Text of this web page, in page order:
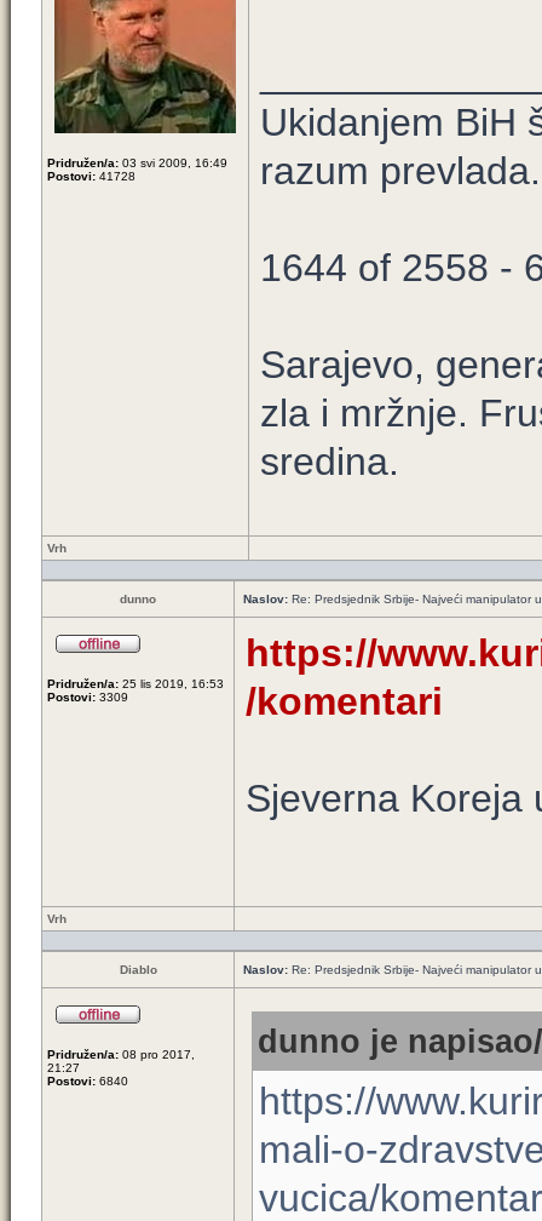
Pridružen/a: 03 svi 2009, 16:49
Postovi: 41728
Ukidanjem BiH
razum prevlada.
1644 of 2558 -
Sarajevo,
zla i mržnje.
sredina.
Vrh
dunno Naslov: Re: Predsjednik Srbije- Najveći manipulator
Pridružen/a: 25 lis 2019, 16:53
Postovi: 3309
https://
/komentari
Sjeverna
Vrh
Diablo Naslov: Re: Predsjednik Srbije- Najveći manipulator
Pridružen/a: 08 pro 2017,
21:27
Postovi: 6840
dunno je
https://
mali-o-
vucica/